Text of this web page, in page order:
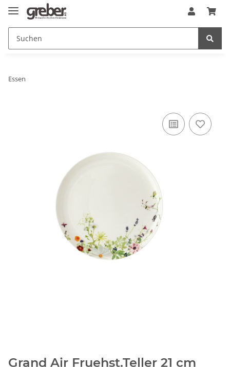
Essen
Grand Air Fruehst.Teller 21 cm